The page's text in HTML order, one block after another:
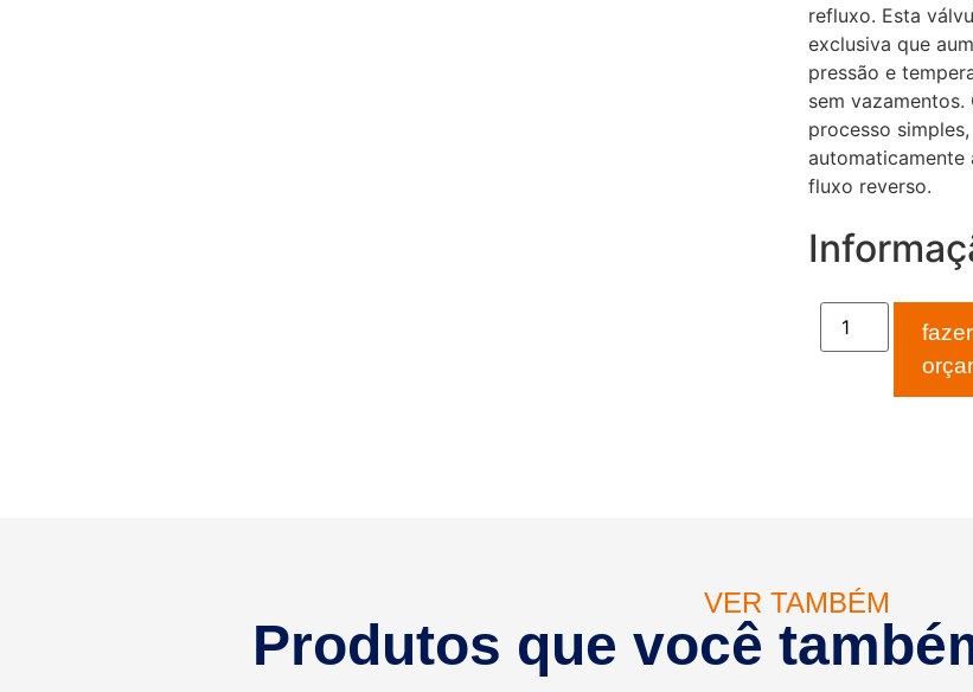
refluxo. Esta
exclusiva que
pressão e
sem
processo
automaticamente
fluxo reverso.
fazer
VER TAMBÉM
Produtos que você